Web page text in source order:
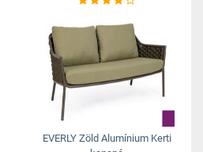
EVERLY Zöld Alumínium Kerti